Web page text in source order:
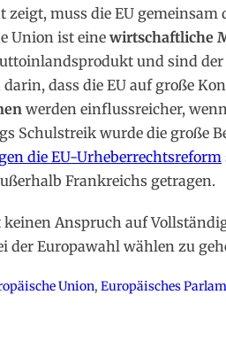
zeigt, muss die EU gemeinsam
Union ist einewirtschaftliche
und sind der
dass die EU auf große
werden einflussreicher,
Schulstreik wurde die große
die EU-Urheberrechtsreform
Frankreichs getragen.
keinen Anspruch auf
der Europawahl wählen zu
Union, Europäisches